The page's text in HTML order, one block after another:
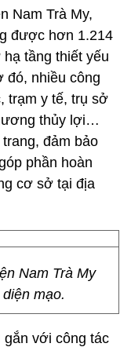
Nam Trà My,
được hơn 1.214
tầng thiết yếu
đó, nhiều công
trạm y tế, trụ sở
thủy lợi…
đảm bảo
phần hoàn
cơ sở tại địa
Nam Trà My
mạo.
gắn với công tác